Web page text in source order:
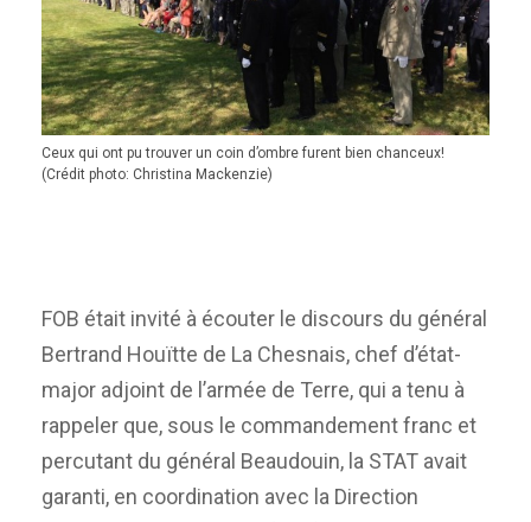
Ceux qui ont pu trouver un coin d’ombre furent bien chanceux!
(Crédit photo: Christina Mackenzie)
FOB était invité à écouter le discours du général
Bertrand Houïtte de La Chesnais, chef d’état-
major adjoint de l’armée de Terre, qui a tenu à
rappeler que, sous le commandement franc et
percutant du général Beaudouin, la STAT avait
garanti, en coordination avec la Direction